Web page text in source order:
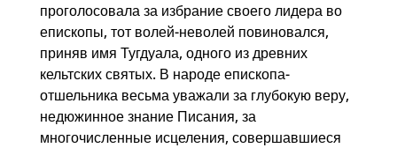
проголосовала за избрание своего лидера во
епископы, тот волей-неволей повиновался,
приняв имя Тугдуала, одного из древних
кельтских святых. В народе епископа-
отшельника весьма уважали за глубокую веру,
недюжинное знание Писания, за
многочисленные исцеления, совершавшиеся